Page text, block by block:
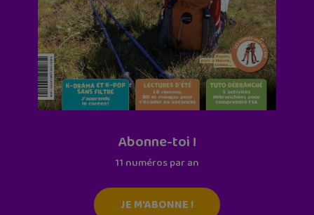
Abonne-toi !
11 numéros par an
JE M'ABONNE !